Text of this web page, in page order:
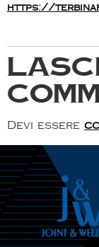
https://
Devi essere